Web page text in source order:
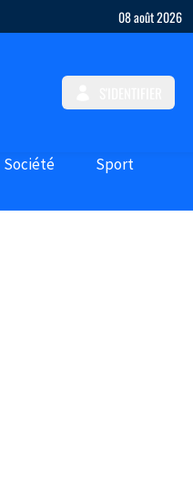
08 août 2026
Société Sport